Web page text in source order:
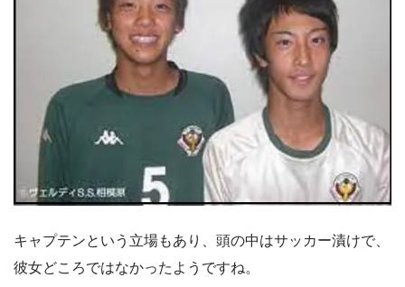
キャプテンという立場もあり、頭の中はサッカー漬けで、
彼女どころではなかったようですね。